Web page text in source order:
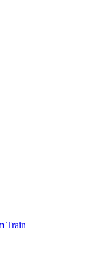
Train